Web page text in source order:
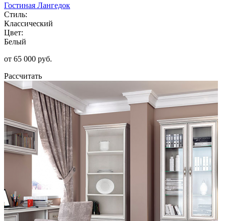
Гостиная Лангедок
Стиль:
Классический
Цвет:
Белый
от 65 000 руб.
Рассчитать